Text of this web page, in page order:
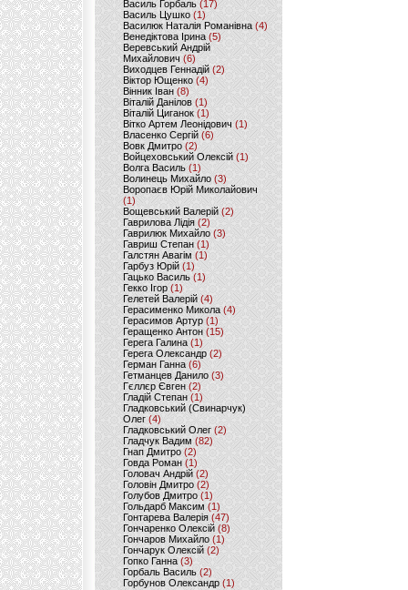
Василь Горбаль (17)
Василь Цушко (1)
Василюк Наталія Романівна (4)
Венедіктова Ірина(5)
Веревський Андрій
Михайлович (6)
Виходцев Геннадій (2)
Віктор Ющенко (4)
Вінник Іван (8)
Віталій Данілов (1)
Віталій Циганок (1)
Вітко Артем Леонідович(1)
Власенко Сергій (6)
Вовк Дмитро(2)
Войцеховський Олексій(1)
Волга Василь (1)
Волинець Михайло (3)
Воропаєв Юрій Миколайович
(1)
Вощевський Валерій(2)
Гаврилова Лідія (2)
Гаврилюк Михайло (3)
Гавриш Степан (1)
Галстян Авагім (1)
Гарбуз Юрій (1)
Гацько Василь (1)
Гекко Ігор(1)
Гелетей Валерій (4)
Герасименко Микола (4)
Герасимов Артур (1)
Геращенко Антон(15)
Герега Галина (1)
Герега Олександр (2)
Герман Ганна (6)
Гетманцев Данило (3)
Гєллєр Євген (2)
Гладій Степан(1)
Гладковський (Свинарчук)
Олег (4)
Гладковський Олег (2)
Гладчук Вадим (82)
Гнап Дмитро (2)
Говда Роман(1)
Головач Андрій (2)
Головін Дмитро (2)
Голубов Дмитро (1)
Гольдарб Максим(1)
Гонтарева Валерія (47)
Гончаренко Олексій(8)
Гончаров Михайло (1)
Гончарук Олексій (2)
Гопко Ганна (3)
Горбаль Василь (2)
Горбунов Олександр (1)